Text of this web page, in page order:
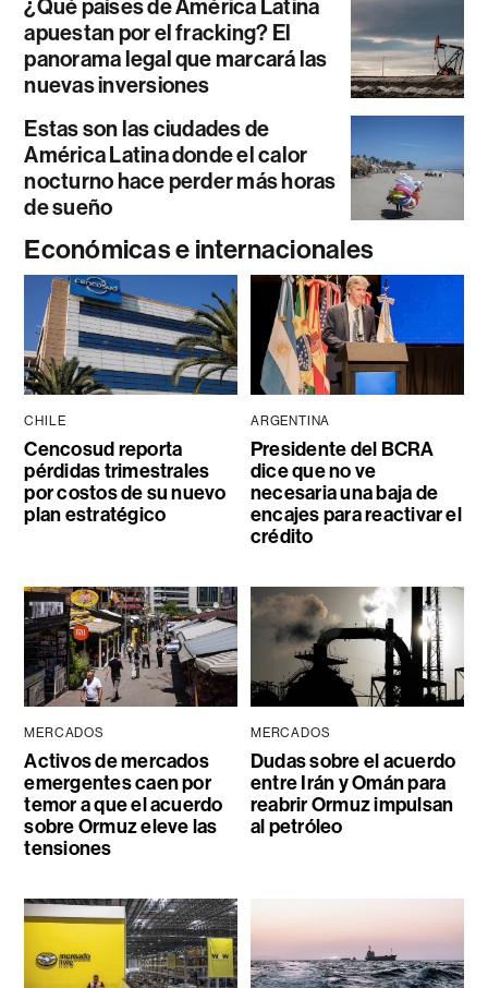
¿Qué países de América Latina
apuestan por el fracking? El
panorama legal que marcará las
nuevas inversiones
Estas son las ciudades de
América Latina donde el calor
nocturno hace perder más horas
de sueño
Económicas e internacionales
CHILE
Cencosud reporta
pérdidas trimestrales
por costos de su nuevo
plan estratégico
ARGENTINA
Presidente del BCRA
dice que no ve
necesaria una baja de
encajes para reactivar el
crédito
MERCADOS
Activos de mercados
emergentes caen por
temor a que el acuerdo
sobre Ormuz eleve las
tensiones
MERCADOS
Dudas sobre el acuerdo
entre Irán y Omán para
reabrir Ormuz impulsan
al petróleo